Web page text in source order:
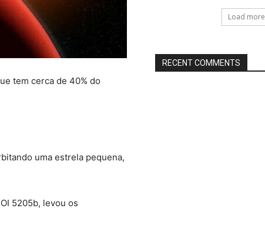
tem cerca de 40% do
uma estrela pequena,
5205b, levou os
Load more
RECENT COMMENTS